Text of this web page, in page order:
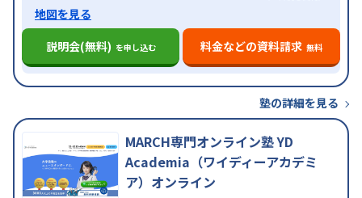
地図を見る
説明会(無料) を申し込む 料金などの資料請求 無料
塾の詳細を見る
MARCH専門オンライン塾 YD
Academia（ワイディーアカデミ
ア）オンライン